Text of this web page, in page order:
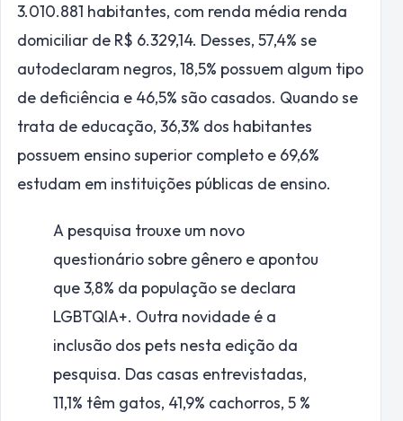
3.010.881 habitantes, com renda média renda
domiciliar de R$ 6.329,14. Desses, 57,4% se
autodeclaram negros, 18,5% possuem algum tipo
de deficiência e 46,5% são casados. Quando se
trata de educação, 36,3% dos habitantes
possuem ensino superior completo e 69,6%
estudam em instituições públicas de ensino.
A pesquisa trouxe um novo
questionário sobre gênero e apontou
que 3,8% da população se declara
LGBTQIA+. Outra novidade é a
inclusão dos pets nesta edição da
pesquisa. Das casas entrevistadas,
11,1% têm gatos, 41,9% cachorros, 5 %